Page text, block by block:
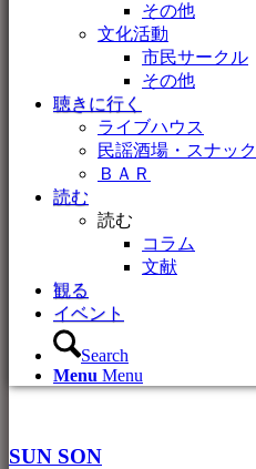
その他
文化活動
市民サークル
その他
聴きに行く
ライブハウス
民謡酒場・スナック
ＢＡＲ
読む
読む
コラム
文献
観る
イベント
Search
Menu Menu
SUN SON